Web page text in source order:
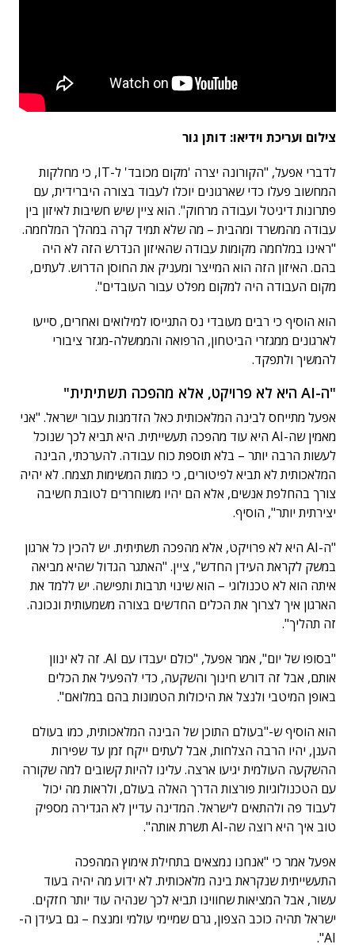
צילום ועריכת וידיאו: דותן גור
לדברי אפעל, "הקורונה יצרה 'מקום מכובד' ל-IT, כי מחלקות
המחשוב פעלו כדי שארגונים יוכלו לעבוד בצורה היברידית, עם
פתרונות דיגיטל ועבודה מרחוק". הוא ציין שיש חשיבות לאיזון בין
עבודה מהמשרד ומהבית – מה שלא תמיד קרה במהלך המלחמה.
"ראינו במלחמה מקומות עבודה שהאיזון הנדרש הזה לא היה
בהם. האיזון הזה הוא המייצר ומעניק את החוסן הדרוש. לעתים,
מקום העבודה היה למקום מפלט עבור העובדים".
הוא הוסיף כי רבים מעובדי נס התגייסו למילואים ואחרים, סייעו
לארגונים ממגזרי הביטחון, הרפואה והממשלה-מגזר ציבורי
להמשיך ולתפקד.
"ה-AI היא לא פרויקט, אלא מהפכה תשתיתית"
אפעל מתייחס לבינה המלאכותית כאל הזדמנות עבור ישראל. "אני
מאמין שה-AI היא עוד מהפכה תעשייתית. היא תביא לכך שנוכל
לעשות הרבה יותר – בלא תוספת כוח עבודה. להערכתי, הבינה
המלאכותית לא תביא לפיטורים, כי כמות המשימות תצמח. לא יהיה
צורך בהחלפת אנשים, אלא הם יהיו משוחררים לטובת חשיבה
יצירתית יותר", הוסיף.
"ה-AI היא לא פרויקט, אלא מהפכה תשתיתית. יש להכין כל ארגון
במשק לקראת העידן החדש", ציין. "האתגר הגדול שהיא מביאה
איתה הוא לא טכנולוגי – הוא שינוי תרבות ותפישה. יש ללמד את
הארגון איך לצרוך את הכלים החדשים בצורה משמעותית ונכונה.
זה תהליך".
"בסופו של יום", אמר אפעל, "כולם יעבדו עם AI. זה לא ינוון
אותם, אבל זה דורש חינוך והשקעה, כדי להפעיל את הכלים
באופן המיטבי ולנצל את היכולות הטמונות בהם במלואם".
הוא הוסיף ש-"בעולם התוכן של הבינה המלאכותית, כמו בעולם
הענן, יהיו הרבה הצלחות, אבל לעתים ייקח זמן עד שפירות
ההשקעה העולמית יגיעו ארצה. עלינו להיות קשובים למה שקורה
עם הטכנולוגיות פורצות הדרך האלה בעולם, ולראות מה יכול
לעבוד פה ולהתאים לישראל. המדינה עדיין לא הגדירה מספיק
טוב איך היא רוצה שה-AI תשרת אותה".
אפעל אמר כי "אנחנו נמצאים בתחילת אימוץ המהפכה
התעשייתית שנקראת בינה מלאכותית. לא ידוע מה יהיה בעוד
עשור, אבל המציאות שחווינו תביא לכך שנהיה עוד יותר חזקים.
ישראל תהיה כוכב הצפון, גרם שמיימי עולמי ומנצח – גם בעידן ה-
AI".